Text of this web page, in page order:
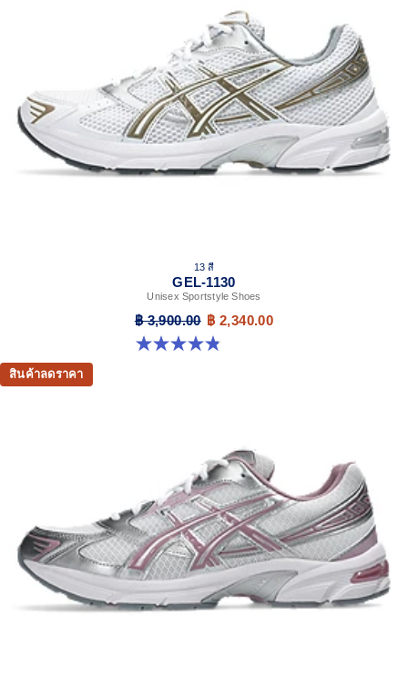
13 สี
GEL-1130
Unisex Sportstyle Shoes
฿ 3,900.00 ฿ 2,340.00
4.8 จาก 5 ดาว 400 รีวิว
สินค้าลดราคา